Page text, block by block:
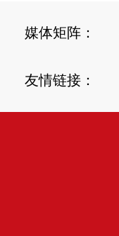
媒体矩阵：
友情链接：